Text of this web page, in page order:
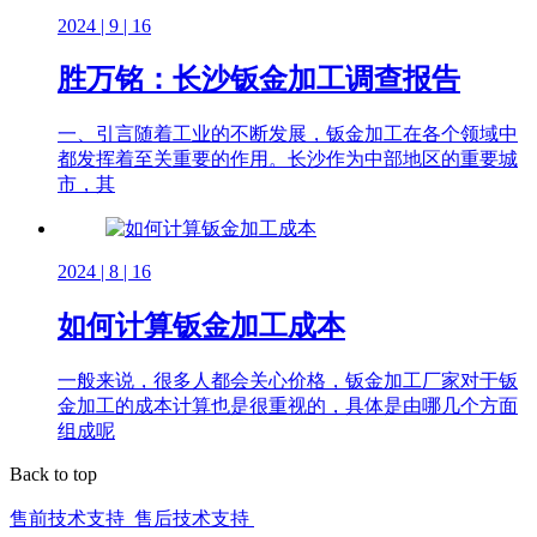
2024 | 9 | 16
胜万铭：长沙钣金加工调查报告
一、引言随着工业的不断发展，钣金加工在各个领域中
都发挥着至关重要的作用。长沙作为中部地区的重要城
市，其
2024 | 8 | 16
如何计算钣金加工成本
一般来说，很多人都会关心价格，钣金加工厂家对于钣
金加工的成本计算也是很重视的，具体是由哪几个方面
组成呢
Back to top
售前技术支持 售后技术支持